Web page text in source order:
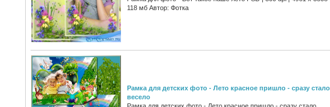
118 мб Автор: Фотка
Рамка для детских фото - Лето красное пришло - сразу стало
весело
Рамка для детских фото - Лето красное пришло - сразу стало